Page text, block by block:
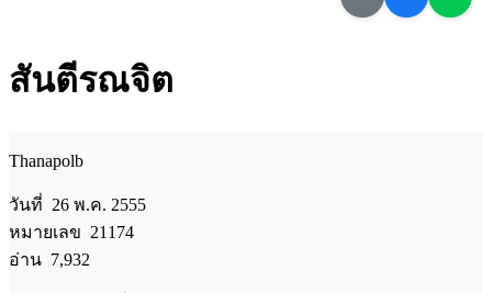
สันตีรณจิต
Thanapolb
วันที่ 26 พ.ค. 2555
หมายเลข 21174
อ่าน 7,932